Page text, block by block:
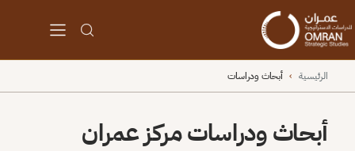
الرئيسية › أبحاث ودراسات
أبحاث ودراسات مركز عمران